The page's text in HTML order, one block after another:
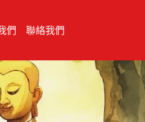
們 聯絡我們